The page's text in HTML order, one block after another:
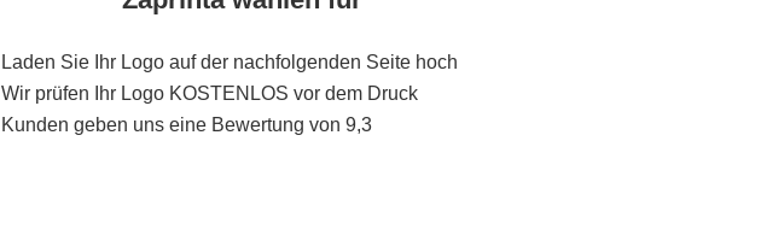
Laden Sie Ihr Logo auf der nachfolgenden Seite hoch
Wir prüfen Ihr Logo KOSTENLOS vor dem Druck
Kunden geben uns eine Bewertung von 9,3